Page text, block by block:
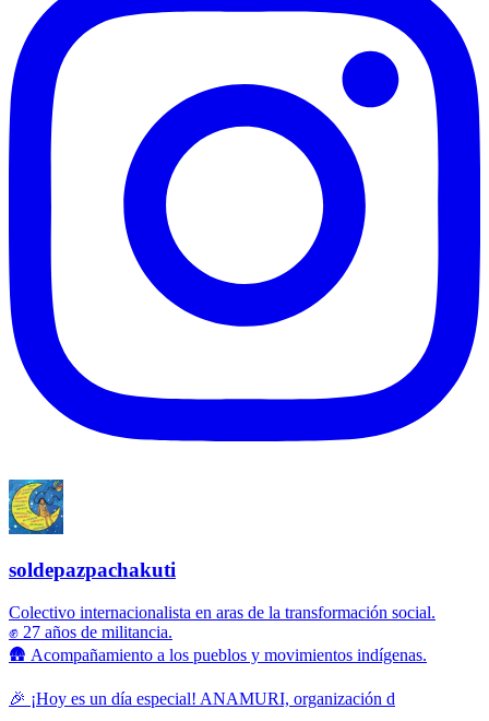
soldepazpachakuti
Colectivo internacionalista en aras de la transformación social.
✊ 27 años de militancia.
🛖 Acompañamiento a los pueblos y movimientos indígenas.
🎉 ¡Hoy es un día especial! ANAMURI, organización d